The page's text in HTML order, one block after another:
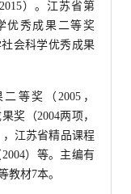
）。江苏省第
优秀成果二等奖
社会科学优秀成果
等奖（2005，
奖（2004两项，
，江苏省精品课程
）等。主编有
教材7本。